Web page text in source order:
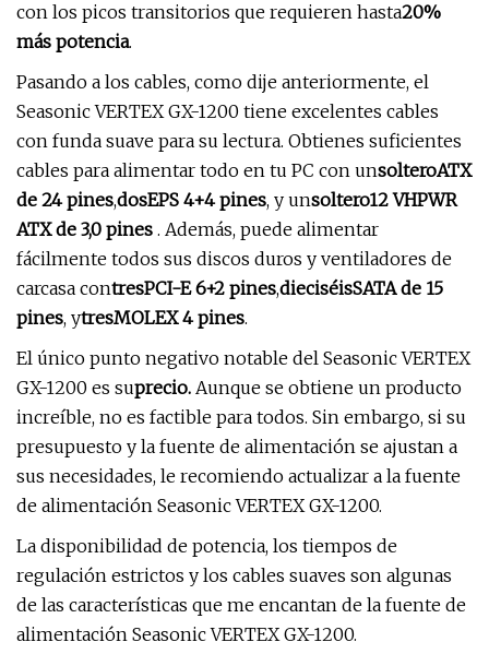
con los picos transitorios que requieren hasta20%
más potencia.
Pasando a los cables, como dije anteriormente, el
Seasonic VERTEX GX-1200 tiene excelentes cables
con funda suave para su lectura. Obtienes suficientes
cables para alimentar todo en tu PC con unsolteroATX
de 24 pines,dosEPS 4+4 pines, y unsoltero12 VHPWR
ATX de 3,0 pines . Además, puede alimentar
fácilmente todos sus discos duros y ventiladores de
carcasa contresPCI-E 6+2 pines,dieciséisSATA de 15
pines, ytresMOLEX 4 pines.
El único punto negativo notable del Seasonic VERTEX
GX-1200 es suprecio. Aunque se obtiene un producto
increíble, no es factible para todos. Sin embargo, si su
presupuesto y la fuente de alimentación se ajustan a
sus necesidades, le recomiendo actualizar a la fuente
de alimentación Seasonic VERTEX GX-1200.
La disponibilidad de potencia, los tiempos de
regulación estrictos y los cables suaves son algunas
de las características que me encantan de la fuente de
alimentación Seasonic VERTEX GX-1200.